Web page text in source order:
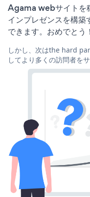
Agama webサイトを
インプレゼンスを構築
できます。おめでとう！
しかし、次はthe hard
してより多くの訪問者を